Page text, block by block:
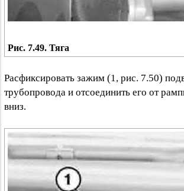
Рис. 7.49. Тяга
Расфиксировать зажим (1, рис. 7.50)
трубопровода и отсоединить его от
вниз.